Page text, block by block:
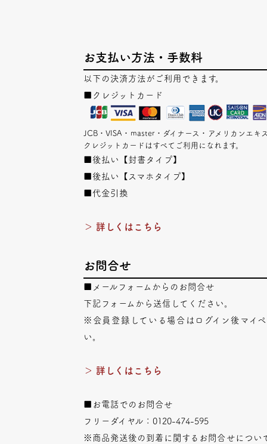
お支払い方法・手数料
以下の決済方法がご利用できます。
■クレジットカード
JCB・VISA・master・ダイナース・アメリカンエキ
クレジットカードはすべてご利用になれます。
■後払い【封書タイプ】
■後払い【スマホタイプ】
■代金引換
＞ 詳しくはこちら
お問合せ
■メールフォームからのお問合せ
下記フォームから送信してください。
※会員登録している場合はログイン後マイ
い。
＞ 詳しくはこちら
■お電話でのお問合せ
フリーダイヤル：0120-474-595
※商品発送後の到着に関するお問合せについ